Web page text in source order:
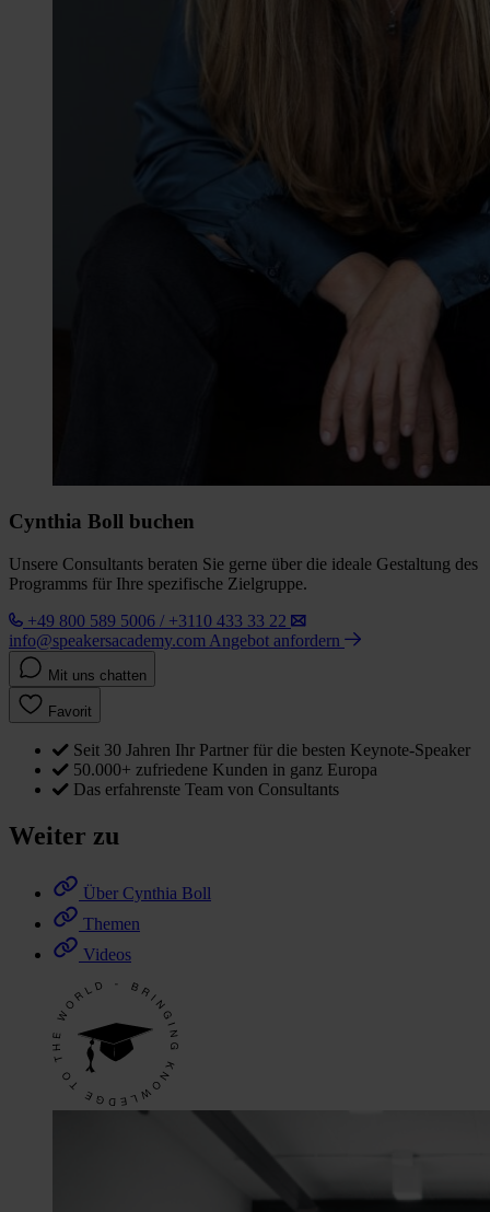
Cynthia Boll buchen
Unsere Consultants beraten Sie gerne über die ideale Gestaltung des
Programms für Ihre spezifische Zielgruppe.
+49 800 589 5006 / +3110 433 33 22
info@speakersacademy.com Angebot anfordern
Mit uns chatten
Favorit
Seit 30 Jahren Ihr Partner für die besten Keynote-Speaker
50.000+ zufriedene Kunden in ganz Europa
Das erfahrenste Team von Consultants
Weiter zu
Über Cynthia Boll
Themen
Videos